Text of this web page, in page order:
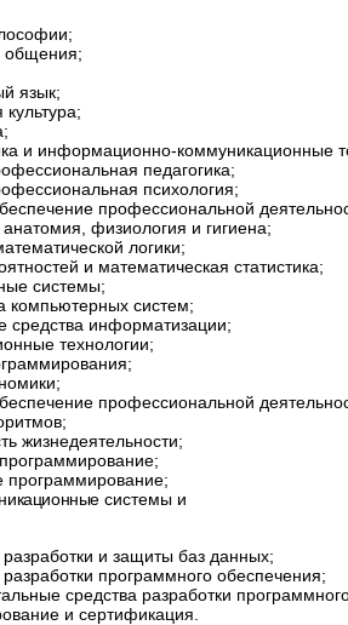
общения;
язык;
и информационно-коммуникационные
педагогика;
психология;
профессиональной
анатомия, физиология и гигиена;
логики;
и математическая статистика;
системы;
компьютерных систем;
средства информатизации;
технологии;
профессиональной
жизнедеятельности;
программирование;
системы и
разработки и защиты баз данных;
разработки программного обеспечения;
средства разработки
и сертификация.